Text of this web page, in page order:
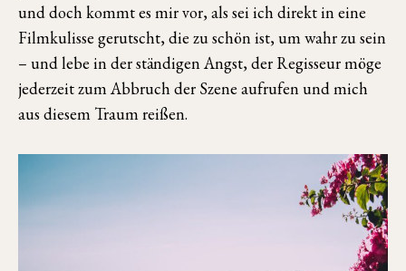
und doch kommt es mir vor, als sei ich direkt in eine
Filmkulisse gerutscht, die zu schön ist, um wahr zu sein
– und lebe in der ständigen Angst, der Regisseur möge
jederzeit zum Abbruch der Szene aufrufen und mich
aus diesem Traum reißen.